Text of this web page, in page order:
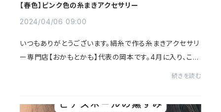
【春色】ピンク色の糸まきアクセサリー
2024/04/06 09:00
いつもありがとうございます。絹糸で作る糸まきアクセサリ
ー専門店【おかもとかも】代表の岡本です。4月に入り、こち
続きを読む